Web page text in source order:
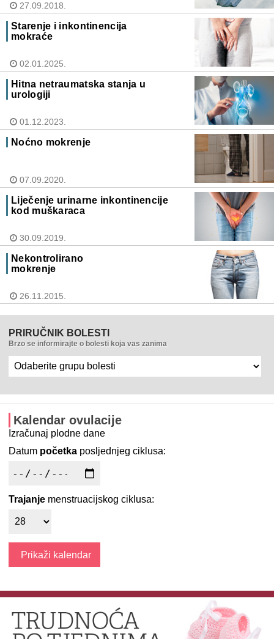
27.09.2018.
Starenje i inkontinencija
mokraće
02.01.2025.
Hitna netraumatska stanja u
urologiji
01.12.2023.
Noćno mokrenje
07.09.2020.
Liječenje urinarne inkontinencije
kod muškaraca
30.09.2019.
Nekontrolirano
mokrenje
26.11.2015.
PRIRUČNIK BOLESTI
Brzo se informirajte o bolesti koja vas zanima
Kalendar ovulacije
Izračunaj plodne dane
Datum početka posljednjeg ciklusa:
Trajanje menstruacijskog ciklusa: